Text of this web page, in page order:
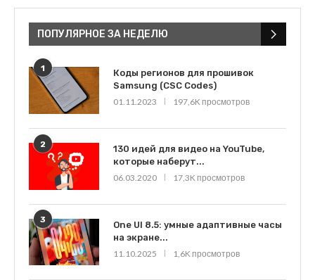
ПОПУЛЯРНОЕ ЗА НЕДЕЛЮ
1
Коды регионов для прошивок
Samsung (CSC Codes)
01.11.2023
197,6K просмотров
2
130 идей для видео на YouTube,
которые наберут...
06.03.2020
17,3K просмотров
3
One UI 8.5: умные адаптивные часы
на экране...
11.10.2025
1,6K просмотров